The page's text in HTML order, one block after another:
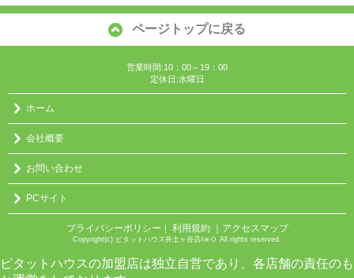
ページトップに戻る
営業時間:10：00～19：00
定休日:水曜日
ホーム
会社概要
お問い合わせ
PCサイト
プライバシーポリシー ｜ 利用規約 ｜アクセスマップ
Copyright(c) ピタットハウス井土ヶ谷店/㈱０ All rights reserved.
ピタットハウスの加盟店は独立自営であり、各店舗の責任のも